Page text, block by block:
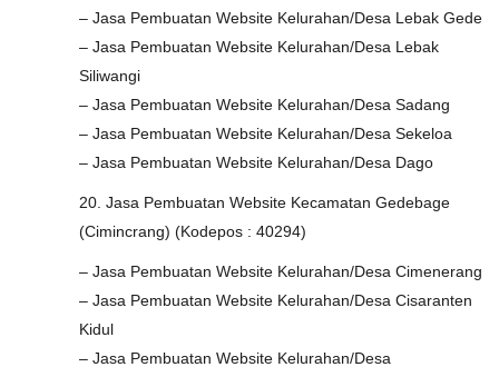
– Jasa Pembuatan Website Kelurahan/Desa Lebak Gede
– Jasa Pembuatan Website Kelurahan/Desa Lebak
Siliwangi
– Jasa Pembuatan Website Kelurahan/Desa Sadang
– Jasa Pembuatan Website Kelurahan/Desa Sekeloa
– Jasa Pembuatan Website Kelurahan/Desa Dago
20. Jasa Pembuatan Website Kecamatan Gedebage
(Cimincrang) (Kodepos : 40294)
– Jasa Pembuatan Website Kelurahan/Desa Cimenerang
– Jasa Pembuatan Website Kelurahan/Desa Cisaranten
Kidul
– Jasa Pembuatan Website Kelurahan/Desa